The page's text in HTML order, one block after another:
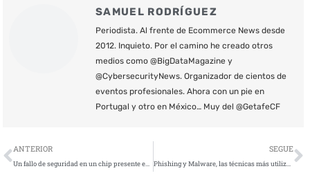
SAMUEL RODRÍGUEZ
Periodista. Al frente de Ecommerce News desde
2012. Inquieto. Por el camino he creado otros
medios como @BigDataMagazine y
@CybersecurityNews. Organizador de cientos de
eventos profesionales. Ahora con un pie en
Portugal y otro en México… Muy del @GetafeCF
Ant
ANTERIOR
Un fallo de seguridad en un chip presente en el 37% de los smartphones del mundo podría permitir espiar a los usuarios de Android
SEGUE
Phishing y Malware, las técnicas más utilizadas por los ciberdelincuentes